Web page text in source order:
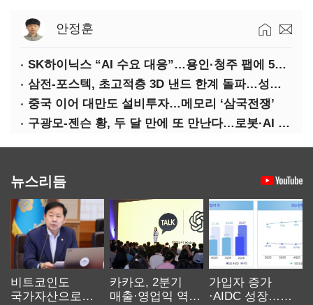
안정훈
SK하이닉스 “AI 수요 대응”…용인·청주 팹에 54조 투자
삼전-포스텍, 초고적층 3D 낸드 한계 돌파…성능·전력효율 개선
중국 이어 대만도 설비투자…메모리 ‘삼국전쟁’
구광모-젠슨 황, 두 달 만에 또 만난다…로봇·AI 등 논의
뉴스리듬
비트코인도
국가자산으로…'
카카오, 2분기
매출·영업익 역대
가입자 증가
·AIDC 성장…